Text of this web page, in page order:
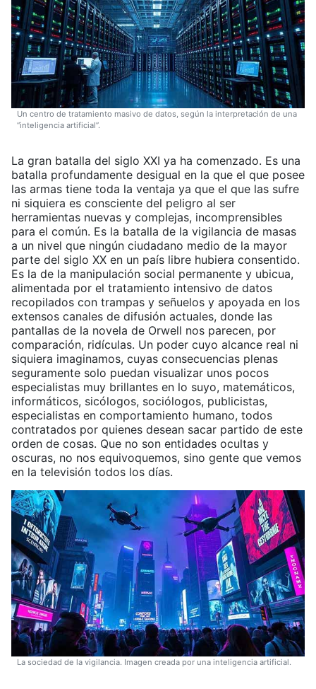
Un centro de tratamiento masivo de datos, según la interpretación de una
“inteligencia artificial”.
La gran batalla del siglo XXI ya ha comenzado. Es una
batalla profundamente desigual en la que el que posee
las armas tiene toda la ventaja ya que el que las sufre
ni siquiera es consciente del peligro al ser
herramientas nuevas y complejas, incomprensibles
para el común. Es la batalla de la vigilancia de masas
a un nivel que ningún ciudadano medio de la mayor
parte del siglo XX en un país libre hubiera consentido.
Es la de la manipulación social permanente y ubicua,
alimentada por el tratamiento intensivo de datos
recopilados con trampas y señuelos y apoyada en los
extensos canales de difusión actuales, donde las
pantallas de la novela de Orwell nos parecen, por
comparación, ridículas. Un poder cuyo alcance real ni
siquiera imaginamos, cuyas consecuencias plenas
seguramente solo puedan visualizar unos pocos
especialistas muy brillantes en lo suyo, matemáticos,
informáticos, sicólogos, sociólogos, publicistas,
especialistas en comportamiento humano, todos
contratados por quienes desean sacar partido de este
orden de cosas. Que no son entidades ocultas y
oscuras, no nos equivoquemos, sino gente que vemos
en la televisión todos los días.
La sociedad de la vigilancia. Imagen creada por una inteligencia artificial.